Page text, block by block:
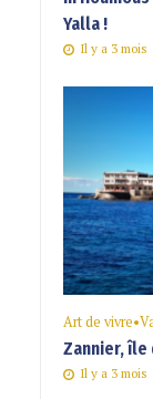
Yalla !
Il y a 3 mois
Art de vivre•
Zannier, île
Il y a 3 mois